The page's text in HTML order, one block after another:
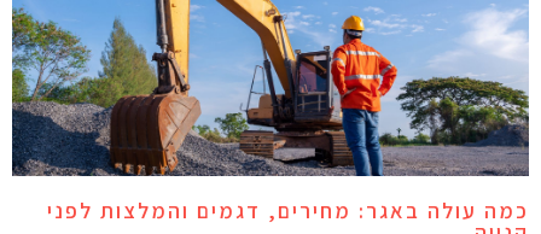
עולה באגר: מחירים, דגמים והמלצות לפני